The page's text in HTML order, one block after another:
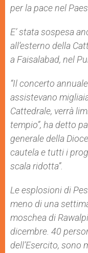
per la pace nel
E’ stata sospesa
all’esterno della
a Faisalabad, nel
“Il concerto
assistevano
Cattedrale, verrà
tempio”, ha detto
generale della
cautela e tutti i
scala ridotta”.
Le esplosioni di
meno di una
moschea di
dicembre. 40
dell’Esercito, sono